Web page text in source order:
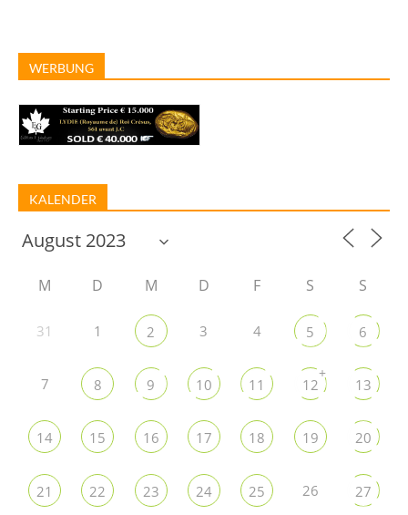
WERBUNG
KALENDER
M D M D F S S
31 1 2 3 4 5 6
7 8 9 10 11 12
+
13
14 15 16 17 18 19 20
21 22 23 24 25 26 27